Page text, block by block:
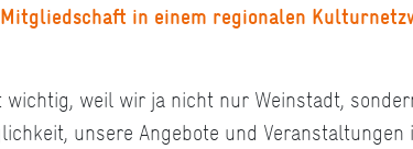
in einem regionalen
weil wir ja nicht nur Weinstadt,
unsere Angebote und Veranstaltungen